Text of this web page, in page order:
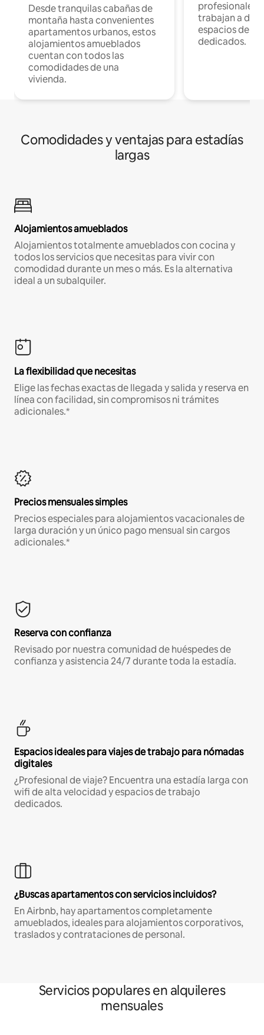
Desde tranquilas cabañas de
montaña hasta convenientes
apartamentos urbanos, estos
alojamientos amueblados
cuentan con todos las
comodidades de una
vivienda.
profesionales
trabajan a
espacios de
dedicados.
Comodidades y ventajas para estadías
largas
Alojamientos amueblados
Alojamientos totalmente amueblados con cocina y
todos los servicios que necesitas para vivir con
comodidad durante un mes o más. Es la alternativa
ideal a un subalquiler.
La flexibilidad que necesitas
Elige las fechas exactas de llegada y salida y reserva en
línea con facilidad, sin compromisos ni trámites
adicionales.*
Precios mensuales simples
Precios especiales para alojamientos vacacionales de
larga duración y un único pago mensual sin cargos
adicionales.*
Reserva con confianza
Revisado por nuestra comunidad de huéspedes de
confianza y asistencia 24/7 durante toda la estadía.
Espacios ideales para viajes de trabajo para nómadas
digitales
¿Profesional de viaje? Encuentra una estadía larga con
wifi de alta velocidad y espacios de trabajo
dedicados.
¿Buscas apartamentos con servicios incluidos?
En Airbnb, hay apartamentos completamente
amueblados, ideales para alojamientos corporativos,
traslados y contrataciones de personal.
Servicios populares en alquileres
mensuales